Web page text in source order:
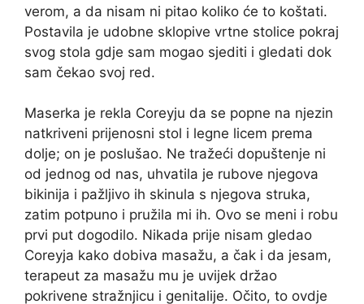
verom, a da nisam ni pitao koliko će to koštati.
Postavila je udobne sklopive vrtne stolice pokraj
svog stola gdje sam mogao sjediti i gledati dok
sam čekao svoj red.
Maserka je rekla Coreyju da se popne na njezin
natkriveni prijenosni stol i legne licem prema
dolje; on je poslušao. Ne tražeći dopuštenje ni
od jednog od nas, uhvatila je rubove njegova
bikinija i pažljivo ih skinula s njegova struka,
zatim potpuno i pružila mi ih. Ovo se meni i robu
prvi put dogodilo. Nikada prije nisam gledao
Coreyja kako dobiva masažu, a čak i da jesam,
terapeut za masažu mu je uvijek držao
pokrivene stražnjicu i genitalije. Očito, to ovdje